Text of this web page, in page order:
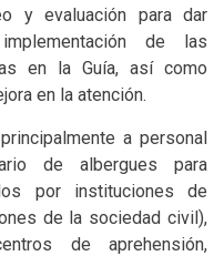
y evaluación para dar
de las
en la Guía, así como
en la atención.
a personal
de albergues para
por instituciones de
de la sociedad civil),
de aprehensión,